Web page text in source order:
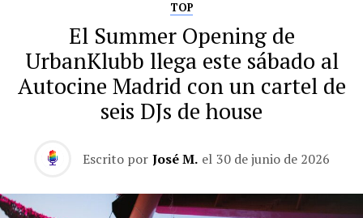
TOP
El Summer Opening de
UrbanKlubb llega este sábado al
Autocine Madrid con un cartel de
seis DJs de house
Escrito por José M. el 30 de junio de 2026